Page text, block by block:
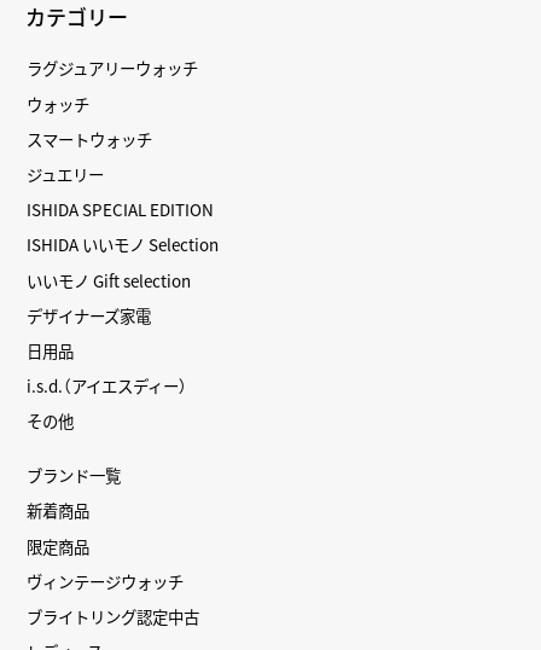
カテゴリー
ラグジュアリーウォッチ
ウォッチ
スマートウォッチ
ジュエリー
ISHIDA SPECIAL EDITION
ISHIDA いいモノ Selection
いいモノ Gift selection
デザイナーズ家電
日用品
i.s.d.（アイエスディー）
その他
ブランド一覧
新着商品
限定商品
ヴィンテージウォッチ
ブライトリング認定中古